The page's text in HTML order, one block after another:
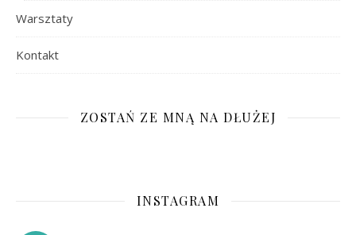
Warsztaty
Kontakt
ZOSTAŃ ZE MNĄ NA DŁUŻEJ
INSTAGRAM